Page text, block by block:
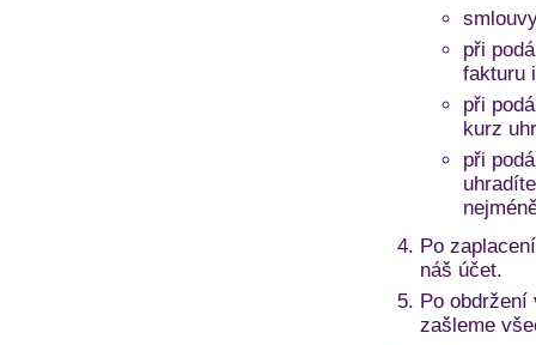
při
fakturu
při
kurz
při
Po
náš účet.
Po obdržení
zašleme